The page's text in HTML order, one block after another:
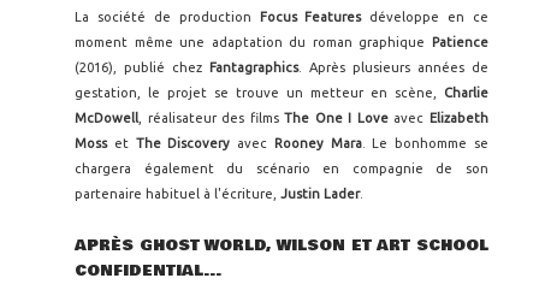
La société de production
Focus Featuresdéveloppe en ce
moment même une adaptation du roman graphique Patience
(2016), publié chez Fantagraphics. Après plusieurs années de
gestation, le projet se trouve un metteur en scène, Charlie
McDowell , réalisateur des filmsThe One I Loveavec Elizabeth
Mosset The Discovery avec Rooney Mara. Le bonhomme se
chargera également du scénario en compagnie de son
partenaire habituel à l'écriture, Justin Lader.
APRÈS GHOST WORLD, WILSON ET ART SCHOOL
CONFIDENTIAL...